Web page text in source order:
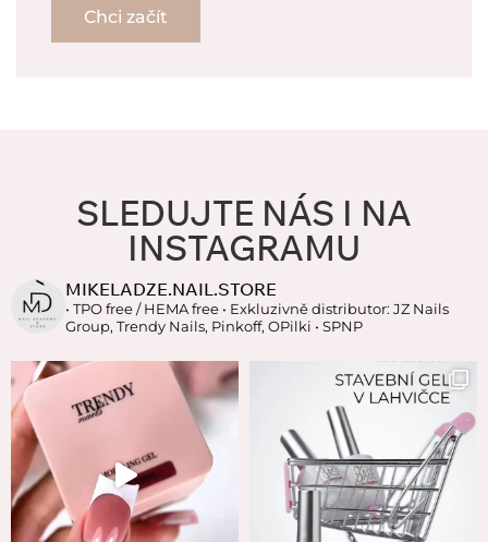
Chci začít
SLEDUJTE NÁS I NA
INSTAGRAMU
MIKELADZE.NAIL.STORE
• TPO free / HEMA free • Exkluzivně distributor: JZ Nails
Group, Trendy Nails, Pinkoff, OPilki • SPNP